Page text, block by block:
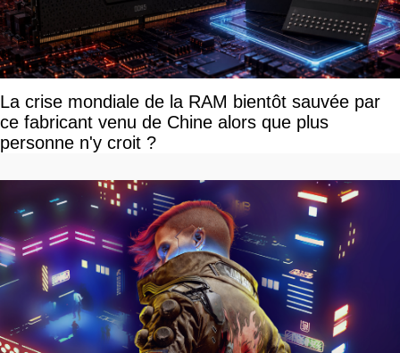
La crise mondiale de la RAM bientôt sauvée par
ce fabricant venu de Chine alors que plus
personne n'y croit ?